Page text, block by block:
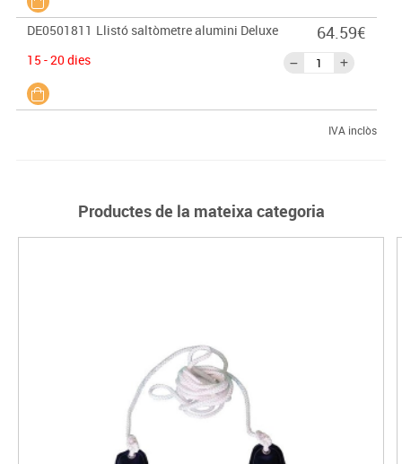
DE0501811 Llistó saltòmetre alumini Deluxe
15 - 20 dies
64.59€
IVA inclòs
Productes de la mateixa categoria